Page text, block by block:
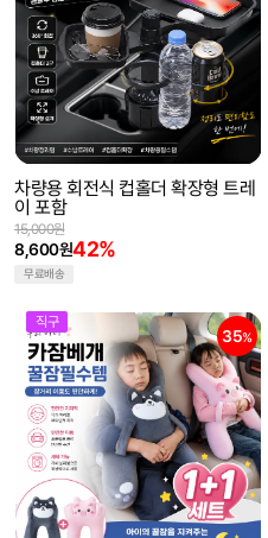
차량용 회전식 컵홀더 확장형 트레
이 포함
8,600원42%
15,000원
무료배송
직구
35%